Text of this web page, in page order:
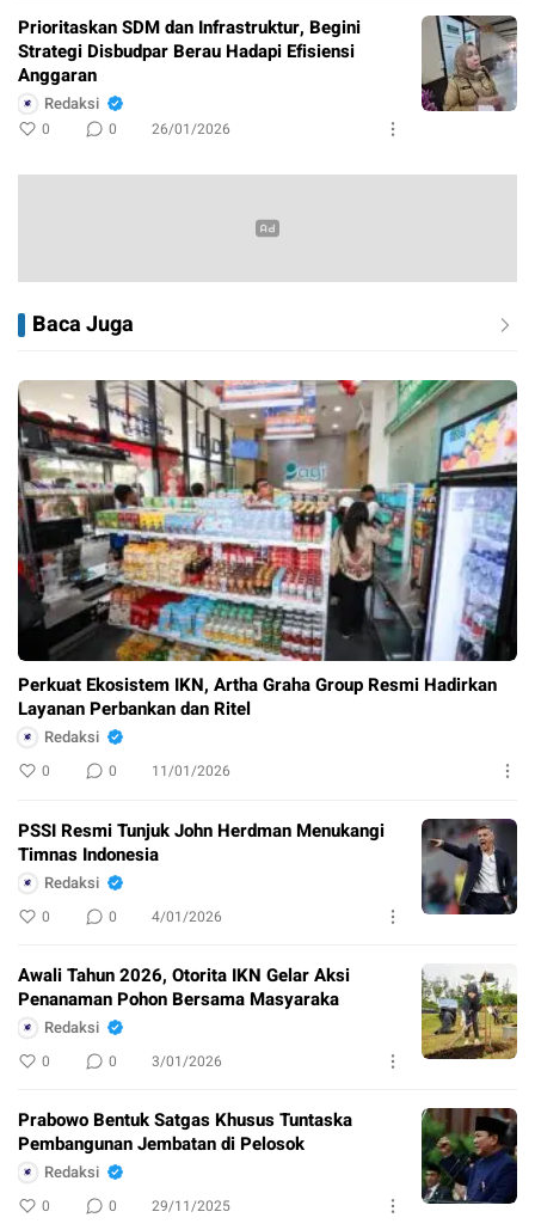
Prioritaskan SDM dan Infrastruktur, Begini
Strategi Disbudpar Berau Hadapi Efisiensi
Anggaran
Redaksi
0 0 26/01/2026
Baca Juga
Perkuat Ekosistem IKN, Artha Graha Group Resmi Hadirkan
Layanan Perbankan dan Ritel
Redaksi
0 0 11/01/2026
PSSI Resmi Tunjuk John Herdman Menukangi
Timnas Indonesia
Redaksi
0 0 4/01/2026
Awali Tahun 2026, Otorita IKN Gelar Aksi
Penanaman Pohon Bersama Masyaraka
Redaksi
0 0 3/01/2026
Prabowo Bentuk Satgas Khusus Tuntaska
Pembangunan Jembatan di Pelosok
Redaksi
0 0 29/11/2025